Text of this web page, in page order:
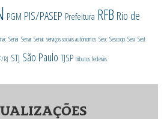
PGM PIS/PASEP Prefeitura RFB Rio de
Senai Senar Senat serviços sociais autônomos Sesc Sescoop Sesi Sest
RJ STJ São Paulo TJSP tributos federais